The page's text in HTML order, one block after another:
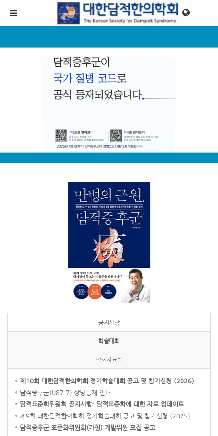
공지사항
학술대회
학회자료실
제10회 대한담적한의학회 정기학술대회 공고 및 참가신청 (2026)
담적증후군(U87.7) 상병등재 안내
담적표준화위원회 공지사항- 담적표준화에 대한 자료 업데이트
제9회 대한담적한의학회 정기학술대회 공고 및 참가신청 (2025)
담적증후군 표준화위원회(가칭) 개발위원 모집 공고